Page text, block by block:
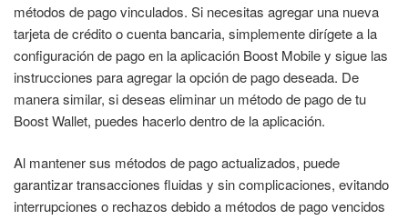
métodos de pago vinculados. Si necesitas agregar una nueva
tarjeta de crédito o cuenta bancaria, simplemente dirígete a la
configuración de pago en la aplicación Boost Mobile y sigue las
instrucciones para agregar la opción de pago deseada. De
manera similar, si deseas eliminar un método de pago de tu
Boost Wallet, puedes hacerlo dentro de la aplicación.
Al mantener sus métodos de pago actualizados, puede
garantizar transacciones fluidas y sin complicaciones, evitando
interrupciones o rechazos debido a métodos de pago vencidos